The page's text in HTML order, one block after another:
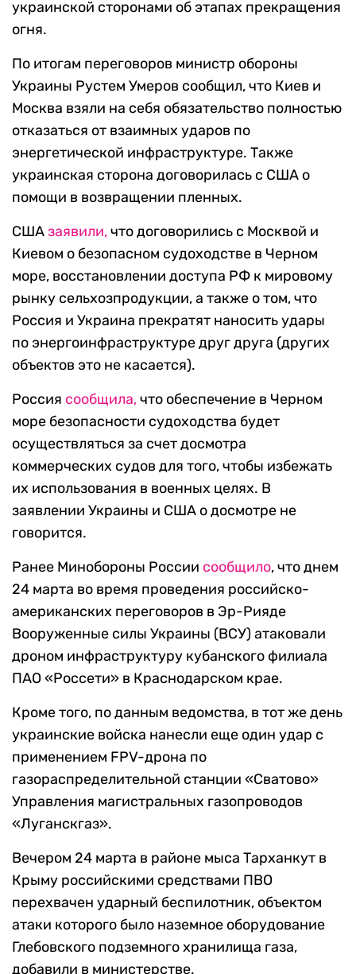
украинской сторонами об этапах прекращения
огня.
По итогам переговоров министр обороны
Украины Рустем Умеров сообщил, что Киев и
Москва взяли на себя обязательство полностью
отказаться от взаимных ударов по
энергетической инфраструктуре. Также
украинская сторона договорилась с США о
помощи в возвращении пленных.
СШАзаявили,что договорились с Москвой и
Киевом о безопасном судоходстве в Черном
море, восстановлении доступа РФ к мировому
рынку сельхозпродукции, а также о том, что
Россия и Украина прекратят наносить удары
по энергоинфраструктуре друг друга (других
объектов это не касается).
Россия сообщила,что обеспечение в Черном
море безопасности судоходства будет
осуществляться за счет досмотра
коммерческих судов для того, чтобы избежать
их использования в военных целях. В
заявлении Украины и США о досмотре не
говорится.
Ранее Минобороны России сообщило, что днем
24 марта во время проведения российско-
американских переговоров в Эр-Рияде
Вооруженные силы Украины (ВСУ) атаковали
дроном инфраструктуру кубанского филиала
ПАО «Россети» в Краснодарском крае.
Кроме того, по данным ведомства, в тот же день
украинские войска нанесли еще один удар с
применением FPV-дрона по
газораспределительной станции «Сватово»
Управления магистральных газопроводов
«Луганскгаз».
Вечером 24 марта в районе мыса Тарханкут в
Крыму российскими средствами ПВО
перехвачен ударный беспилотник, объектом
атаки которого было наземное оборудование
Глебовского подземного хранилища газа,
добавили в министерстве.